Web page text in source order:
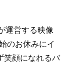
運営する映像
のお休みにイ
笑顔になれるバ